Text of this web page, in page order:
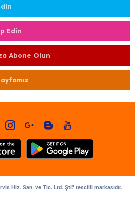
Edin
Abone Olun
Hiz. San. ve Tic. Ltd. Şti." tescilli markasıdır.